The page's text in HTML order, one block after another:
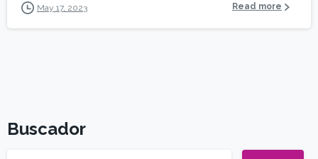
May 17, 2023 Read more
Buscador